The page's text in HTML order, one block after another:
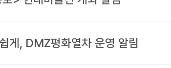
게, DMZ평화열차 운영 알림